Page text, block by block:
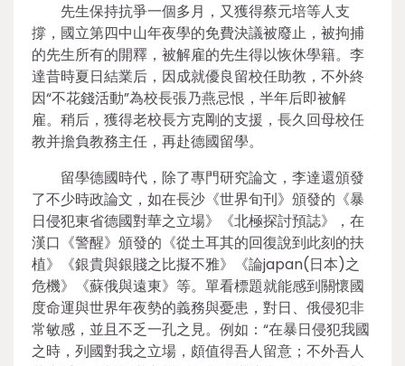
先生保持抗爭一個多月，又獲得蔡元培等人支
撐，國立第四中山年夜學的免費決議被廢止，被拘捕
的先生所有的開釋，被解雇的先生得以恢休學籍。李
達昔時夏日結業后，因成就優良留校任助教，不外終
因“不花錢活動”為校長張乃燕忌恨，半年后即被解
雇。稍后，獲得老校長方克剛的支援，長久回母校任
教并擔負教務主任，再赴德國留學。
留學德國時代，除了專門研究論文，李達還頒發
了不少時政論文，如在長沙《世界旬刊》頒發的《暴
日侵犯東省德國對華之立場》《北極探討預誌》，在
漢口《警醒》頒發的《從土耳其的回復說到此刻的扶
植》《銀貴與銀賤之比擬不雅》《論japan(日本)之
危機》《蘇俄與遠東》等。單看標題就能感到關懷國
度命運與世界年夜勢的義務與憂患，對日、俄侵犯非
常敏感，並且不乏一孔之見。例如：“在暴日侵犯我國
之時，列國對我之立場，頗值得吾人留意；不外吾人